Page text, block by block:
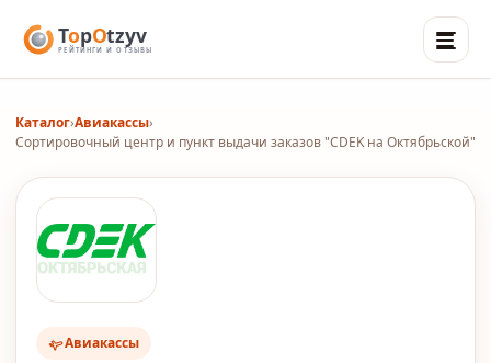
Каталог›Авиакассы›
Сортировочный центр и пункт выдачи заказов "CDEK на Октябрьской"
Авиакассы